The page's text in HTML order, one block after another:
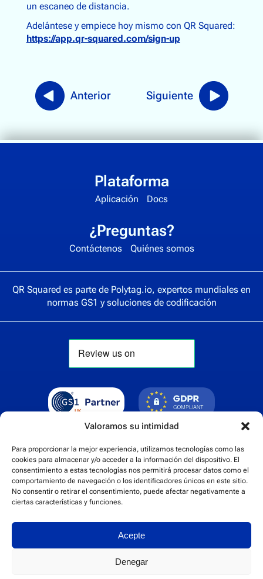
Valoramos su intimidad
Para proporcionar la mejor experiencia, utilizamos tecnologías como las
cookies para almacenar y/o acceder a la información del dispositivo. El
consentimiento a estas tecnologías nos permitirá procesar datos como el
comportamiento de navegación o los identificadores únicos en este sitio.
No consentir o retirar el consentimiento, puede afectar negativamente a
ciertas características y funciones.
Acepte
Denegar
un escaneo de distancia.
Adelántese y empiece hoy mismo con QR Squared:
https://app.qr-squared.com/sign-up
Anterior Siguiente
Plataforma
Aplicación Docs
¿Preguntas?
Contáctenos Quiénes somos
QR Squared es parte de Polytag.io, expertos mundiales en
normas GS1 y soluciones de codificación
Cert No. 24840